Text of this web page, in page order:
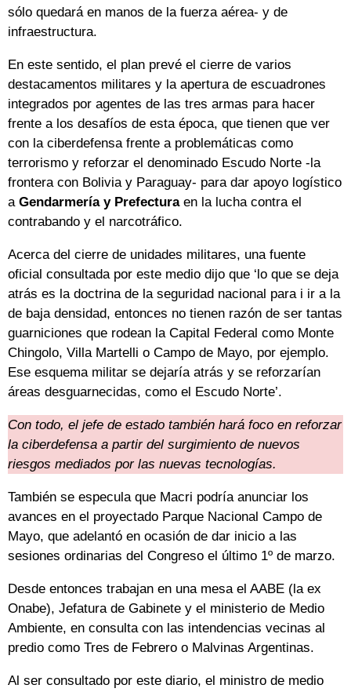
sólo quedará en manos de la fuerza aérea- y de
infraestructura.
En este sentido, el plan prevé el cierre de varios
destacamentos militares y la apertura de escuadrones
integrados por agentes de las tres armas para hacer
frente a los desafíos de esta época, que tienen que ver
con la ciberdefensa frente a problemáticas como
terrorismo y reforzar el denominado Escudo Norte -la
frontera con Bolivia y Paraguay- para dar apoyo logístico
a Gendarmería y Prefecturaen la lucha contra el
contrabando y el narcotráfico.
Acerca del cierre de unidades militares, una fuente
oficial consultada por este medio dijo que ‘lo que se deja
atrás es la doctrina de la seguridad nacional para i ir a la
de baja densidad, entonces no tienen razón de ser tantas
guarniciones que rodean la Capital Federal como Monte
Chingolo, Villa Martelli o Campo de Mayo, por ejemplo.
Ese esquema militar se dejaría atrás y se reforzarían
áreas desguarnecidas, como el Escudo Norte’.
Con todo, el jefe de estado también hará foco en reforzar
la ciberdefensa a partir del surgimiento de nuevos
riesgos mediados por las nuevas tecnologías.
También se especula que Macri podría anunciar los
avances en el proyectado Parque Nacional Campo de
Mayo, que adelantó en ocasión de dar inicio a las
sesiones ordinarias del Congreso el último 1º de marzo.
Desde entonces trabajan en una mesa el AABE (la ex
Onabe), Jefatura de Gabinete y el ministerio de Medio
Ambiente, en consulta con las intendencias vecinas al
predio como Tres de Febrero o Malvinas Argentinas.
Al ser consultado por este diario, el ministro de medio